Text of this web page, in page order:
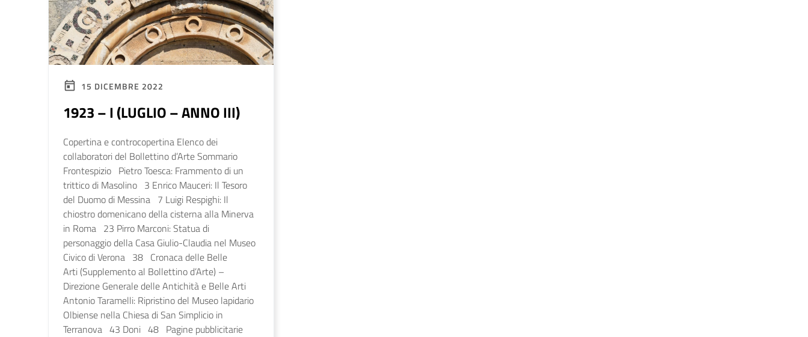
15 DICEMBRE 2022
1923 – I (LUGLIO – ANNO III)
Copertina e controcopertina Elenco dei
collaboratori del Bollettino d’Arte Sommario
Frontespizio Pietro Toesca: Frammento di un
trittico di Masolino 3 Enrico Mauceri: Il Tesoro
del Duomo di Messina 7 Luigi Respighi: Il
chiostro domenicano della cisterna alla Minerva
in Roma 23 Pirro Marconi: Statua di
personaggio della Casa Giulio-Claudia nel Museo
Civico di Verona 38 Cronaca delle Belle
Arti (Supplemento al Bollettino d’Arte) –
Direzione Generale delle Antichità e Belle Arti
Antonio Taramelli: Ripristino del Museo lapidario
Olbiense nella Chiesa di San Simplicio in
Terranova 43 Doni 48 Pagine pubblicitarie